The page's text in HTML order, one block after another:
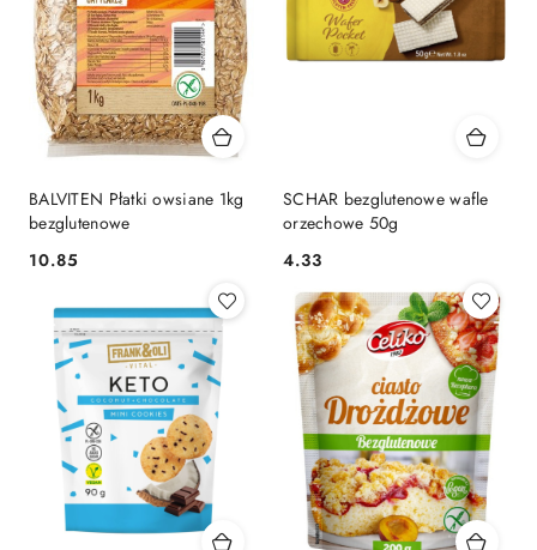
BALVITEN Płatki owsiane 1kg
bezglutenowe
Cena:
10.85
SCHAR bezglutenowe wafle
orzechowe 50g
Cena:
4.33